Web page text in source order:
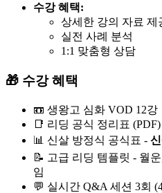
수강 혜택:
상세한 강의 자료 제
실전 사례 분석
1:1 맞춤형 상담
🎁 수강 혜택
📼 생왕고 심화 VOD 12강
📑 리딩 공식 정리표 (PDF)
📊 신살 방정식 공식표 -
📝 고급 리딩 템플릿 - 월
임
💬 실시간 Q&A 세션 3회